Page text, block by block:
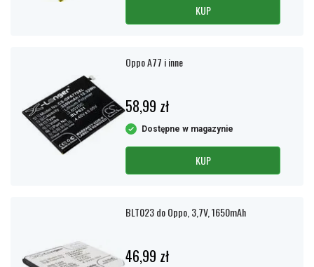
KUP
Oppo A77 i inne
58,99 zł
Dostępne w magazynie
KUP
BLT023 do Oppo, 3,7V, 1650mAh
46,99 zł